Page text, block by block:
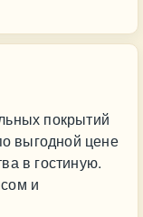
покрытий
выгодной цене
в гостиную.
и